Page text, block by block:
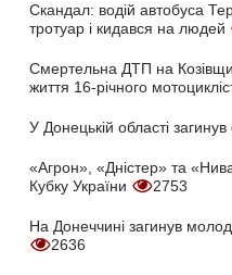
Скандал: водій автобуса
тротуар і кидався на людей
Смертельна ДТП на
життя 16-річного
У Донецькій області
«Агрон», «Дністер» та
Кубку України
2753
На Донеччині загинув
2636